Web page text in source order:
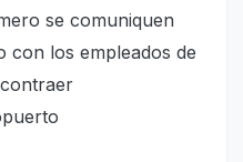
se comuniquen
con los empleados de